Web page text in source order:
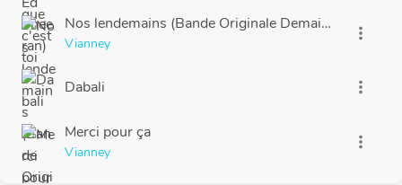
Nos lendemains (Bande Originale Demain Nous
Vianney
more_vert
Dabali more_vert
Merci pour ça
Vianney
more_vert